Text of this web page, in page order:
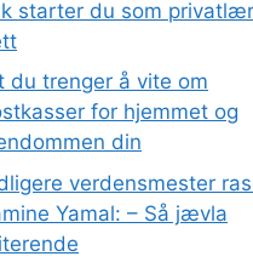
starter du som
du trenger å vite om
for hjemmet og
din
verdensmester
Yamal: – Så jævla